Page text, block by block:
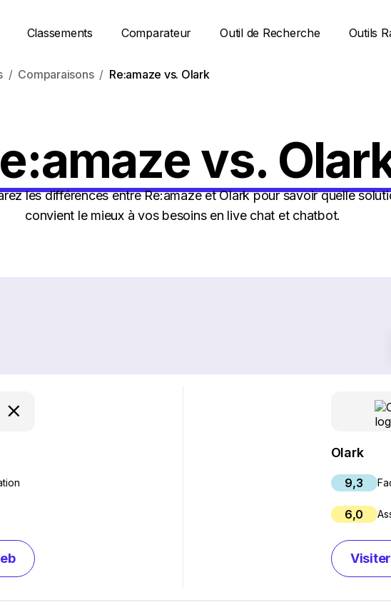
Classements Comparateur Outil de Recherche Outils
Comparaisons Re:amaze vs. Olark
vs.
les différences entre Re:amaze et Olark pour savoir quelle
convient le mieux à vos besoins en live chat et chatbot.
Olark
9,3
6,0